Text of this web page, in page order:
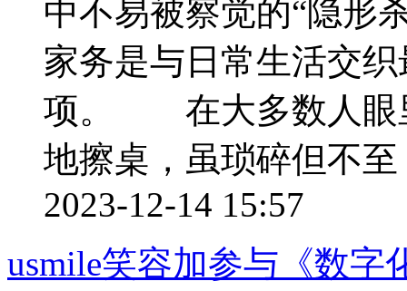
中不易被察觉的“隐形
家务是与日常生活交
项。 在大多数人眼
地擦桌，虽琐碎但不至
2023-12-14 15:57
usmile笑容加参与《数字